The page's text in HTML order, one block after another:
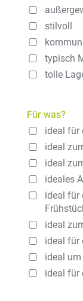
stilvoll
typisch
tolle
Für was?
ideal für
ideal
ideal
ideales
ideal für
ideal
ideal für
ideal
ideal für